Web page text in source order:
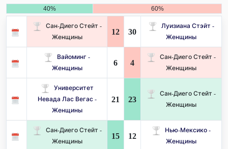
40% 60%
Сан-Диего Стейт -
Женщины
12 30
Луизиана Стэйт -
Женщины
Вайоминг -
Женщины
6 4
Сан-Диего Стейт -
Женщины
Университет
Невада Лас Вегас -
Женщины
21 23
Сан-Диего Стейт -
Женщины
Сан-Диего Стейт -
Женщины
15 12
Нью-Мексико -
Женщины